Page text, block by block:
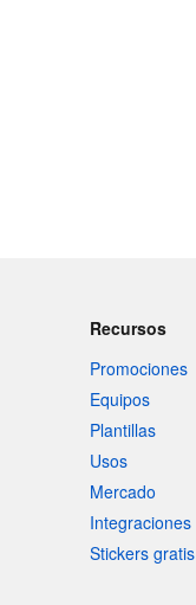
Recursos
Promociones
Equipos
Plantillas
Usos
Mercado
Integraciones
Stickers gratis